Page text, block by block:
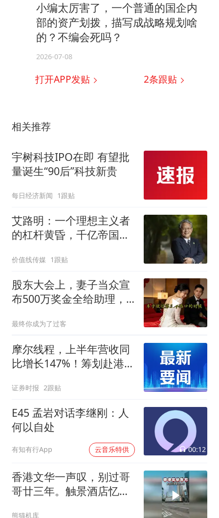
小编太厉害了，一个普通的国企内
部的资产划拨，描写成战略规划啥
的？不编会死吗？
2026-07-08
打开APP发贴 2条跟贴
相关推荐
宇树科技IPO在即 有望批
量诞生“90后”科技新贵
每日经济新闻 1跟贴
艾路明：一个理想主义者
的杠杆黄昏，千亿帝国易
价值线传媒 1跟贴
股东大会上，妻子当众宣
布500万奖金全给助理，
我：老公，别走
最终你成为了过客
摩尔线程，上半年营收同
比增长147%！筹划赴港上
证券时报 2跟贴
E45 孟岩对话李继刚：人
何以自处
有知有行App 云音乐特供 00:12
香港文华一声叹，别过哥
哥廿三年。触景酒店忆芳
熊猫机库